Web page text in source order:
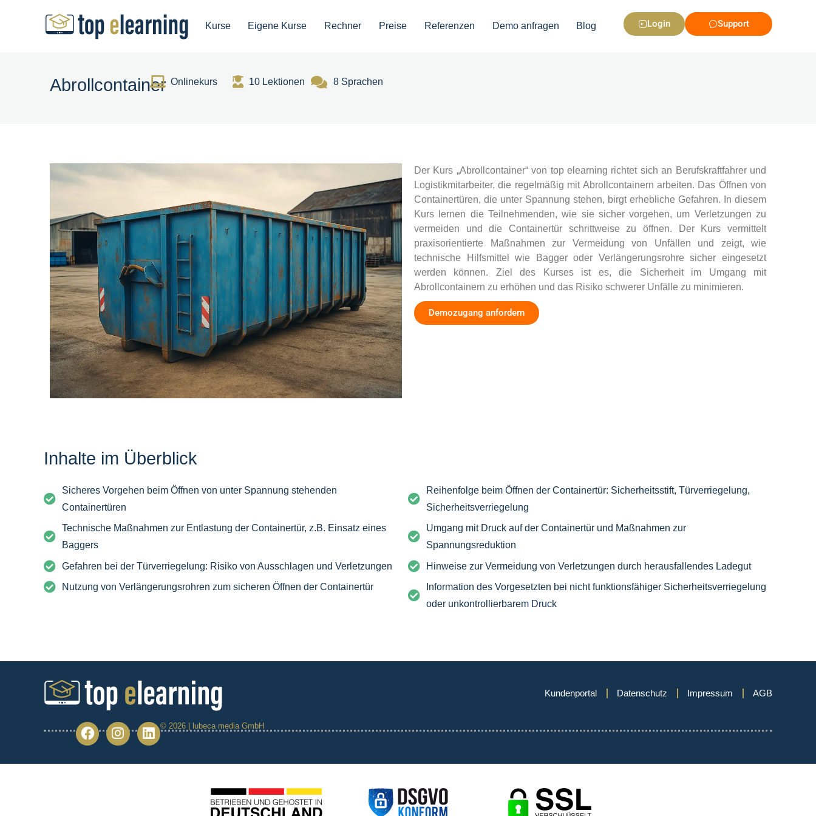
Kurse Eigene Kurse Rechner Preise Referenzen Demo anfragen Blog Login Support
Abrollcontainer Onlinekurs 10 Lektionen 8 Sprachen
Der Kurs „Abrollcontainer“ von top elearning richtet sich an Berufskraftfahrer und
Logistikmitarbeiter, die regelmäßig mit Abrollcontainern arbeiten. Das Öffnen von
Containertüren, die unter Spannung stehen, birgt erhebliche Gefahren. In diesem
Kurs lernen die Teilnehmenden, wie sie sicher vorgehen, um Verletzungen zu
vermeiden und die Containertür schrittweise zu öffnen. Der Kurs vermittelt
praxisorientierte Maßnahmen zur Vermeidung von Unfällen und zeigt, wie
technische Hilfsmittel wie Bagger oder Verlängerungsrohre sicher eingesetzt
werden können. Ziel des Kurses ist es, die Sicherheit im Umgang mit
Abrollcontainern zu erhöhen und das Risiko schwerer Unfälle zu minimieren.
Demozugang anfordern
Inhalte im Überblick
Sicheres Vorgehen beim Öffnen von unter Spannung stehenden
Containertüren
Technische Maßnahmen zur Entlastung der Containertür, z.B. Einsatz eines
Baggers
Gefahren bei der Türverriegelung: Risiko von Ausschlagen und Verletzungen
Nutzung von Verlängerungsrohren zum sicheren Öffnen der Containertür
Reihenfolge beim Öffnen der Containertür: Sicherheitsstift, Türverriegelung,
Sicherheitsverriegelung
Umgang mit Druck auf der Containertür und Maßnahmen zur
Spannungsreduktion
Hinweise zur Vermeidung von Verletzungen durch herausfallendes Ladegut
Information des Vorgesetzten bei nicht funktionsfähiger Sicherheitsverriegelung
oder unkontrollierbarem Druck
Kundenportal Datenschutz Impressum AGB
© 2026 | lubeca media GmbH